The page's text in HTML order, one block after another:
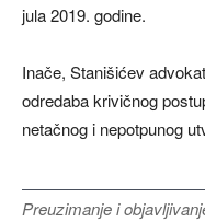
jula 2019. godine.
Inače, Stanišićev
odredaba krivičnog
netačnog i nepotpunog
Preuzimanje i